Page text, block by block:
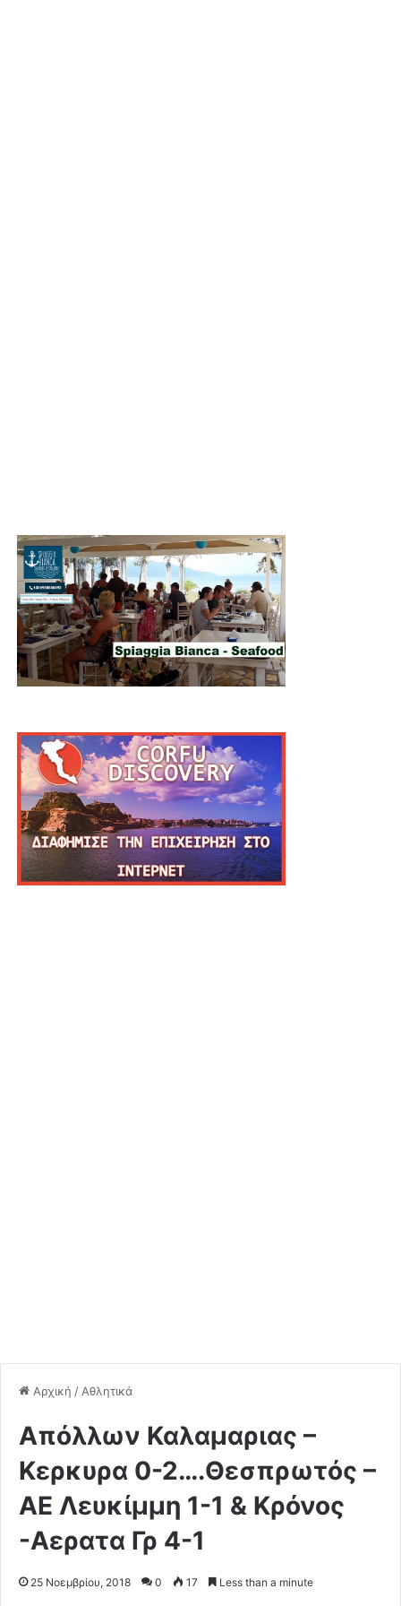
Αρχική / Αθλητικά
Απόλλων Καλαμαριας –
Κερκυρα 0-2….Θεσπρωτός –
ΑΕ Λευκίμμη 1-1 & Κρόνος
-Αερατα Γρ 4-1
25 Νοεμβρίου, 2018 0 17 Less than a minute